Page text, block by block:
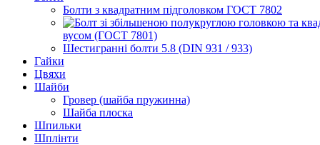
Болти з квадратним підголовком ГОСТ 7802
вусом (ГОСТ 7801)
Шестигранні болти 5.8 (DIN 931 / 933)
Гайки
Цвяхи
Шайби
Гровер (шайба пружинна)
Шайба плоска
Шпильки
Шплінти